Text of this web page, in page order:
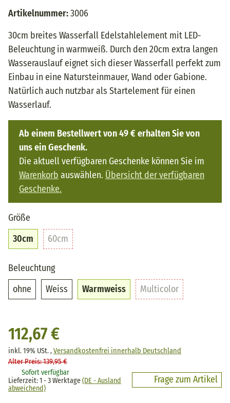
Artikelnummer:3006
30cm breites Wasserfall Edelstahlelement mit LED-
Beleuchtung in warmweiß. Durch den 20cm extra langen
Wasserauslauf eignet sich dieser Wasserfall perfekt zum
Einbau in eine Natursteinmauer, Wand oder Gabione.
Natürlich auch nutzbar als Startelement für einen
Wasserlauf.
Ab einem Bestellwert von 49 € erhalten Sie von
uns ein Geschenk.
Die aktuell verfügbaren Geschenke können Sie im
Warenkorb auswählen. Übersicht der verfügbaren
Geschenke.
Größe
30cm 30cm60cm 60cm
Beleuchtung
ohne ohneWeiss WeissWarmweissWarmweiss
MulticolorMulticolor
112,67 €
inkl. 19% USt. ,Versandkostenfrei innerhalb Deutschland
Alter Preis: 139,95 €
Sofort verfügbar
Lieferzeit:1 - 3 Werktage(DE - Ausland
abweichend)
Frage zum Artikel